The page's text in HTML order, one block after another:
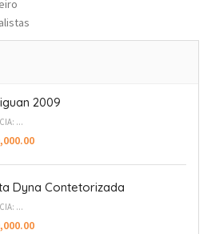
2009
...
Dyna Contetorizada
...